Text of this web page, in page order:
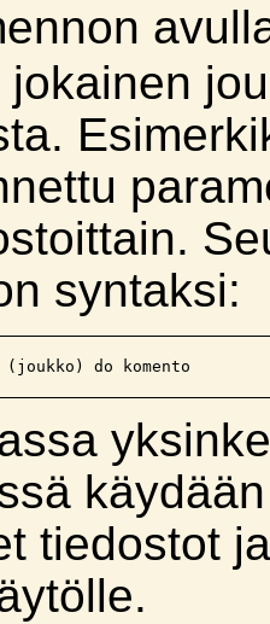
jokainen
syntaksi:
tiedostot